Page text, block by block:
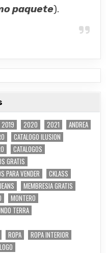
paquete).
2019 2020 2021
ANDREA
CATALOGO ILUSION
CATALOGOS
GRATIS
PARA VENDER
CKLASS
MEMBRESIA GRATIS
MONTERO
TERRA
ROPA
ROPA INTERIOR